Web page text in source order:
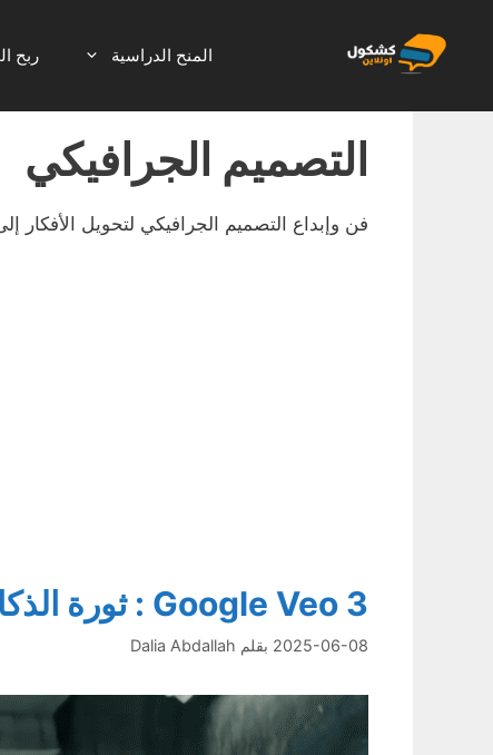
المحتوى
المنح الدراسية ربح
التصميم الجرافيكي
فن وإبداع التصميم الجرافيكي لتحويل
Google Veo 3 : ثورة الذكاء الاصطناعي في الفيديو
2025-06-08 بقلم Dalia Abdallah